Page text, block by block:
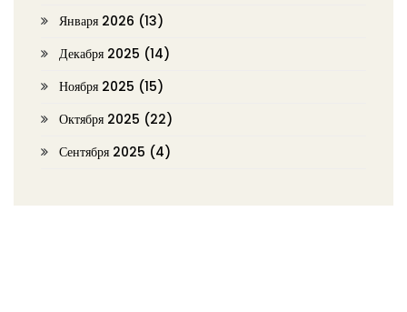
Января 2026 (13)
Декабря 2025 (14)
Ноября 2025 (15)
Октября 2025 (22)
Сентября 2025 (4)